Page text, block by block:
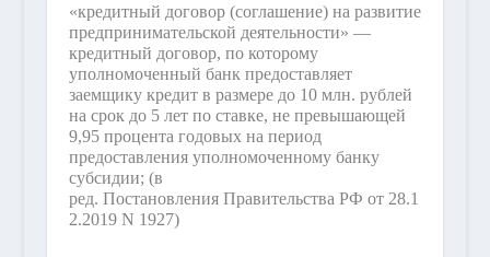
«кредитный договор (соглашение) на развитие
предпринимательской деятельности» —
кредитный договор, по которому
уполномоченный банк предоставляет
заемщику кредит в размере до 10 млн. рублей
на срок до 5 лет по ставке, не превышающей
9,95 процента годовых на период
предоставления уполномоченному банку
субсидии; (в
ред. Постановления Правительства РФ от 28.1
2.2019 N 1927)